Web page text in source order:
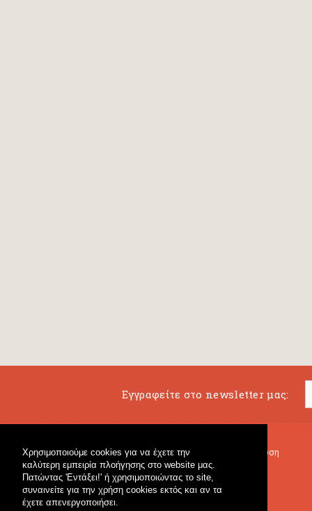
Χρησιμοποιούμε cookies για να έχετε την
καλύτερη εμπειρία πλοήγησης στο website μας.
Πατώντας 'Εντάξει!' ή χρησιμοποιώντας το site,
συναινείτε για την χρήση cookies εκτός και αν τα
έχετε απενεργοποιήσει.
Εγγραφείτε στο newsletter μας:
Μουσικό Βιβλιοπωλείο
Κρουστά & Εκπαιδευτικό Υλικό
Γενικό Βιβλιοπωλείο
Μουσική Εκπαίδευση
Fagotto Blog